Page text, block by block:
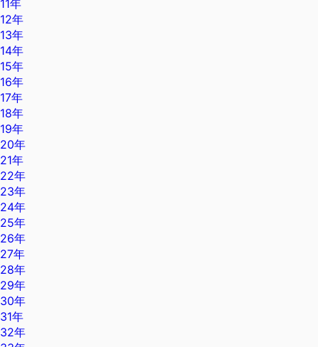
11年
12年
13年
14年
15年
16年
17年
18年
19年
20年
21年
22年
23年
24年
25年
26年
27年
28年
29年
30年
31年
32年